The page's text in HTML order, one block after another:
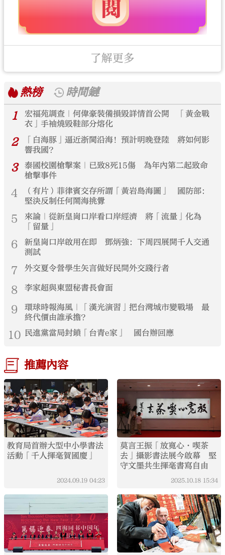
了解更多
熱榜
時間鏈
1
宏福苑調查｜何偉豪裝備損毀詳情首公開 「黃金戰
衣」手袖燒毀鞋部分熔化
2
「白海豚」逼近浙閩沿海！預計明晚登陸 將如何影
響我國？
3
泰國校園槍擊案｜已致8死15傷 為年內第二起致命
槍擊事件
4
（有片）菲律賓交存所謂「黃岩島海圖」 國防部：
堅決反制任何鬧海挑釁
5
來論｜從新皇崗口岸看口岸經濟 將「流量」化為
「留量」
6
新皇崗口岸啟用在即 鄧炳強：下周四展開千人交通
測試
7 外交夏令營學生矢言做好民間外交踐行者
8 李家超與東盟秘書長會面
9
環球時報海風｜「漢光演習」把台灣城市變戰場 最
終代價由誰承擔？
10 民進黨當局封鎖「台青e家」 國台辦回應
推薦內容
教育局首辦大型中小學書法
活動「千人揮毫賀國慶」
2024.09.19 04:23
莫言王振「放寬心·喫茶
去」攝影書法展今啟幕 堅
守文墨共生揮毫書寫自由
2025.10.18 15:34